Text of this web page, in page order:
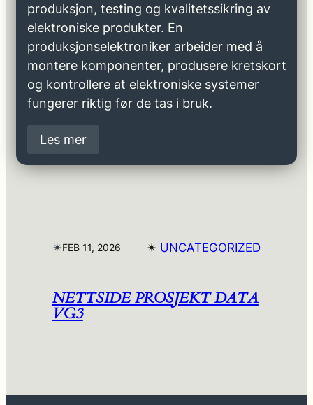
produksjon, testing og kvalitetssikring av
elektroniske produkter. En
produksjonselektroniker arbeider med å
montere komponenter, produsere kretskort
og kontrollere at elektroniske systemer
fungerer riktig før de tas i bruk.
Les mer
✴︎FEB 11, 2026 ✴︎ UNCATEGORIZED
NETTSIDE PROSJEKT DATA
VG3